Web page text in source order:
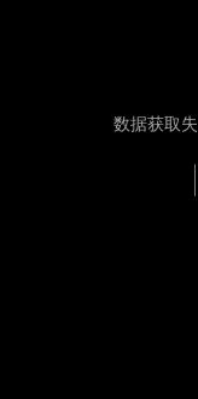
数据获取